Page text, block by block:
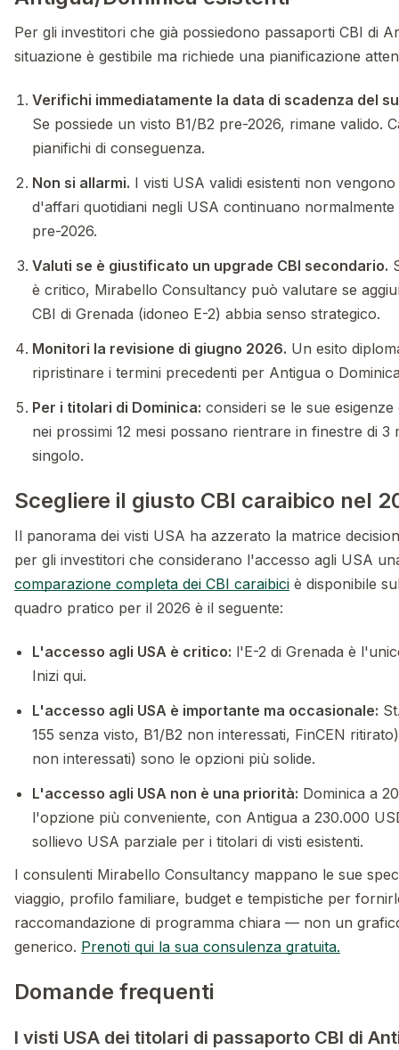
Per gli investitori che già possiedono passaporti CBI di
situazione è gestibile ma richiede una pianificazione
Verifichi immediatamente la data di scadenza del
Se possiede un visto B1/B2 pre-2026, rimane valido.
pianifichi di conseguenza.
Non si allarmi. I visti USA validi esistenti non
d'affari quotidiani negli USA continuano normalmente
pre-2026.
Valuti se è giustificato un upgrade CBI secondario.
è critico, Mirabello Consultancy può valutare se
CBI di Grenada (idoneo E-2) abbia senso strategico.
Monitori la revisione di giugno 2026. Un esito
ripristinare i termini precedenti per Antigua o
Per i titolari di Dominica: consideri se le sue
nei prossimi 12 mesi possano rientrare in finestre di 3
singolo.
Scegliere il giusto CBI caraibico nel
Il panorama dei visti USA ha azzerato la matrice
per gli investitori che considerano l'accesso agli USA
comparazione completa dei CBI caraibici è disponibile
quadro pratico per il 2026 è il seguente:
L'accesso agli USA è critico: l'E-2 di Grenada è
Inizi qui.
L'accesso agli USA è importante ma occasionale:
155 senza visto, B1/B2 non interessati, FinCEN
non interessati) sono le opzioni più solide.
L'accesso agli USA non è una priorità: Dominica a
l'opzione più conveniente, con Antigua a 230.000
sollievo USA parziale per i titolari di visti esistenti.
I consulenti Mirabello Consultancy mappano le sue
viaggio, profilo familiare, budget e tempistiche per
raccomandazione di programma chiara — non un
generico. Prenoti qui la sua consulenza gratuita.
Domande frequenti
I visti USA dei titolari di passaporto CBI di